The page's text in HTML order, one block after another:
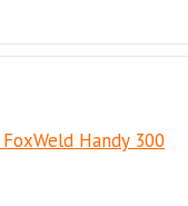
Handy 300